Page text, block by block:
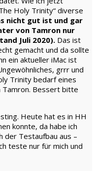
Holy Trinity“ diverse
nicht gut ist und gar
von Tamron nur
Juli 2020). Das ist
gemacht und da sollte
ein aktueller iMac ist
grrr und
Trinity bedarf eines
Bessert bitte
Heute hat es in HH
konnte, da habe ich
der Testaufbau aus –
teste nur für mich und